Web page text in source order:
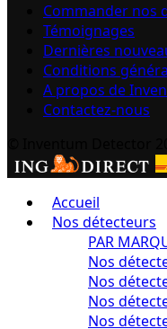
Commander nos
Témoignages
Dernières
Conditions
A propos de
Contactez-nous
Accueil
Nos détecteurs
PAR
Nos
Nos
Nos
Nos